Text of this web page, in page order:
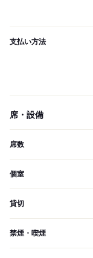
支払い方法
席・設備
席数
個室
貸切
禁煙・喫煙